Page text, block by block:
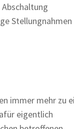
Stellungnahmen
immer mehr zu
eigentlich